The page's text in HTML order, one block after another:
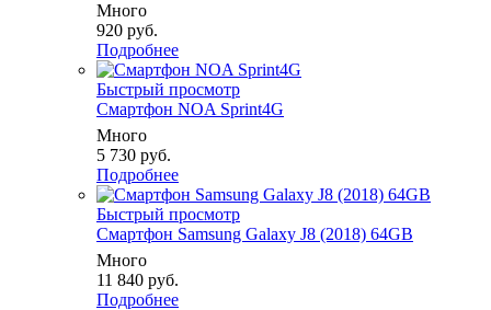
Много
920 руб.
Подробнее
Быстрый просмотр
Смартфон NOA Sprint4G
Много
5 730 руб.
Подробнее
Быстрый просмотр
Смартфон Samsung Galaxy J8 (2018) 64GB
Много
11 840 руб.
Подробнее